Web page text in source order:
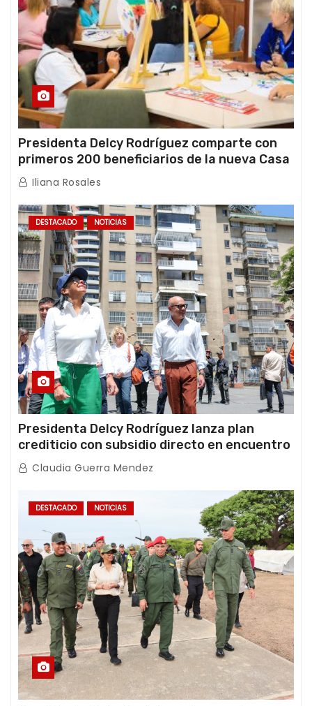
Presidenta Delcy Rodríguez comparte con
primeros 200 beneficiarios de la nueva Casa
de los Abuelos “La Primavera” en Caracas
Iliana Rosales
DESTACADO NOTICIAS
Presidenta Delcy Rodríguez lanza plan
crediticio con subsidio directo en encuentro
con Juntas de Condominio
Claudia Guerra Mendez
DESTACADO NOTICIAS